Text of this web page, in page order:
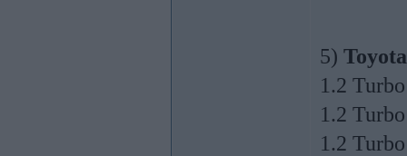
5)
1.2
1.2
1.2